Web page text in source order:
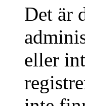
Det är
eller